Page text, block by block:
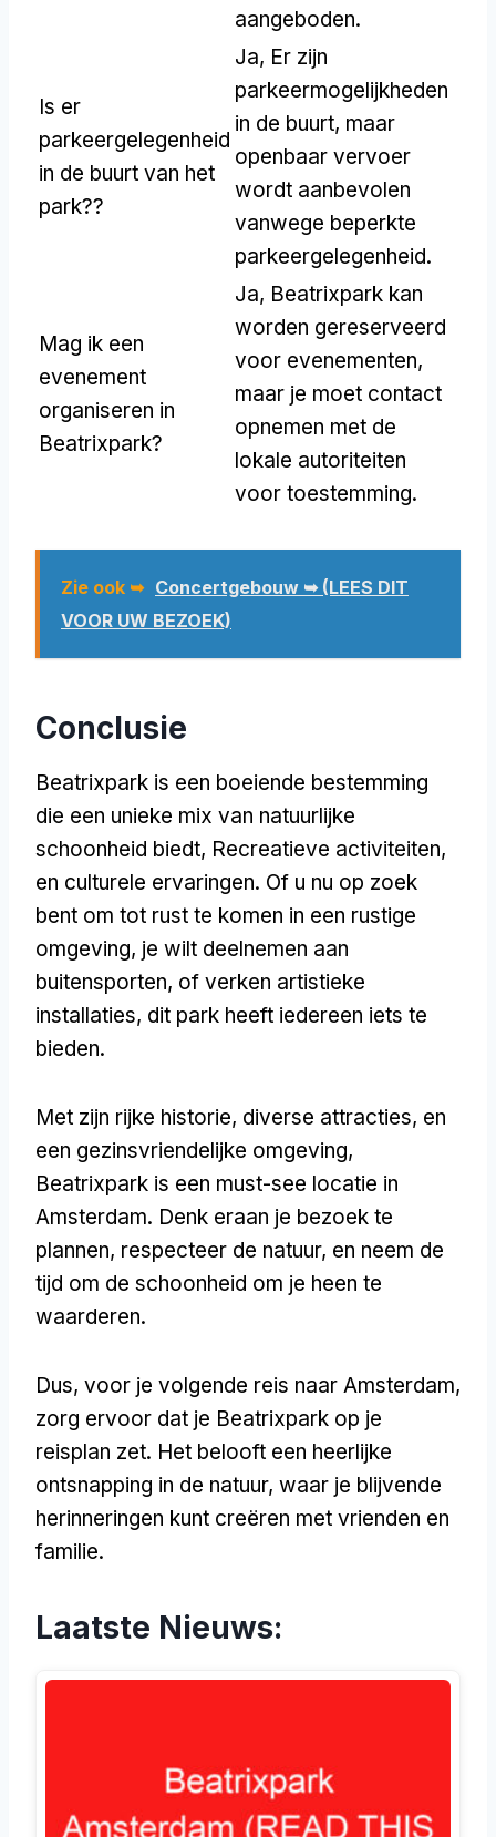
aangeboden.
Is er
parkeergelegenheid
in de buurt van het
park??
Ja, Er zijn
parkeermogelijkheden
in de buurt, maar
openbaar vervoer
wordt aanbevolen
vanwege beperkte
parkeergelegenheid.
Mag ik een
evenement
organiseren in
Beatrixpark?
Ja, Beatrixpark kan
worden gereserveerd
voor evenementen,
maar je moet contact
opnemen met de
lokale autoriteiten
voor toestemming.
Zie ook ➥ Concertgebouw ➥ (LEES DIT
VOOR UW BEZOEK)
Conclusie
Beatrixpark is een boeiende bestemming
die een unieke mix van natuurlijke
schoonheid biedt, Recreatieve activiteiten,
en culturele ervaringen. Of u nu op zoek
bent om tot rust te komen in een rustige
omgeving, je wilt deelnemen aan
buitensporten, of verken artistieke
installaties, dit park heeft iedereen iets te
bieden.
Met zijn rijke historie, diverse attracties, en
een gezinsvriendelijke omgeving,
Beatrixpark is een must-see locatie in
Amsterdam. Denk eraan je bezoek te
plannen, respecteer de natuur, en neem de
tijd om de schoonheid om je heen te
waarderen.
Dus, voor je volgende reis naar Amsterdam,
zorg ervoor dat je Beatrixpark op je
reisplan zet. Het belooft een heerlijke
ontsnapping in de natuur, waar je blijvende
herinneringen kunt creëren met vrienden en
familie.
Laatste Nieuws: